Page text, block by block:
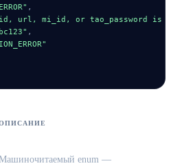
,
url, mi_id, or tao_password is
,
enum —